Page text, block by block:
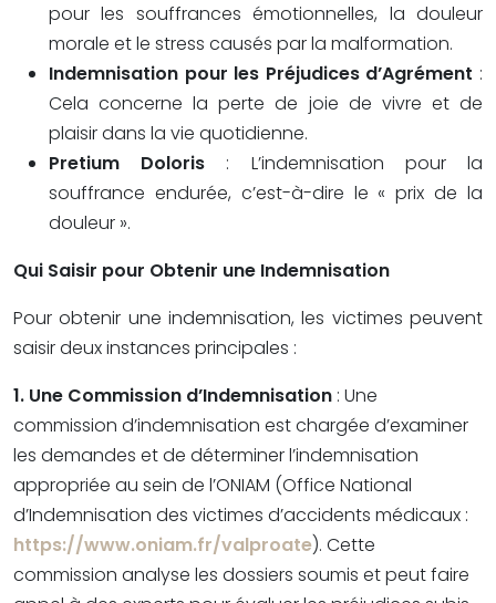
pour les souffrances émotionnelles, la douleur
morale et le stress causés par la malformation.
Indemnisation pour les Préjudices d’Agrément :
Cela concerne la perte de joie de vivre et de
plaisir dans la vie quotidienne.
Pretium Doloris : L’indemnisation pour la
souffrance endurée, c’est-à-dire le « prix de la
douleur ».
Qui Saisir pour Obtenir une Indemnisation
Pour obtenir une indemnisation, les victimes peuvent
saisir deux instances principales :
1. Une Commission d’Indemnisation : Une
commission d’indemnisation est chargée d’examiner
les demandes et de déterminer l’indemnisation
appropriée au sein de l’ONIAM (Office National
d’Indemnisation des victimes d’accidents médicaux :
https://www.oniam.fr/valproate). Cette
commission analyse les dossiers soumis et peut faire